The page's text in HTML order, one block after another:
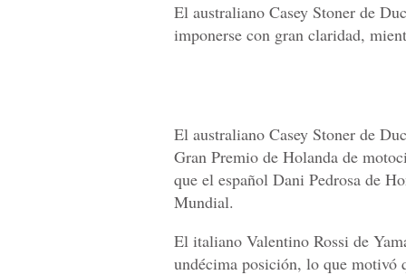
El australiano Casey Stoner de
imponerse con gran claridad,
El australiano Casey Stoner de
Gran Premio de Holanda de
que el español Dani Pedrosa de
Mundial.
El italiano Valentino Rossi de
undécima posición, lo que motivó